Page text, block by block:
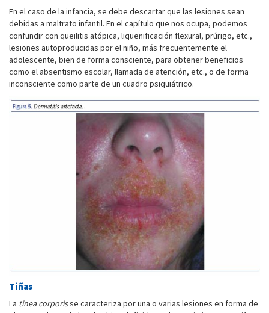
En el caso de la infancia, se debe descartar que las lesiones sean
debidas a maltrato infantil. En el capítulo que nos ocupa, podemos
confundir con queilitis atópica, liquenificación flexural, prúrigo, etc.,
lesiones autoproducidas por el niño, más frecuentemente el
adolescente, bien de forma consciente, para obtener beneficios
como el absentismo escolar, llamada de atención, etc., o de forma
inconsciente como parte de un cuadro psiquiátrico.
Tiñas
La tinea corporisse caracteriza por una o varias lesiones en forma de